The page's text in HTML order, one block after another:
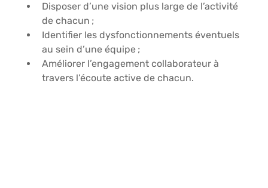
Disposer d’une vision plus large de l’activité
de chacun ;
Identifier les dysfonctionnements éventuels
au sein d’une équipe ;
Améliorer l’engagement collaborateur à
travers l’écoute active de chacun.